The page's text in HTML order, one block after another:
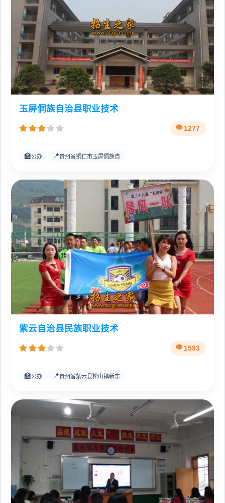
玉屏侗族自治县职业技术
1277
🏫公办 📍贵州省铜仁市玉屏侗族自
紫云自治县民族职业技术
1593
🏫公办 📍贵州省紫云县松山镇新东